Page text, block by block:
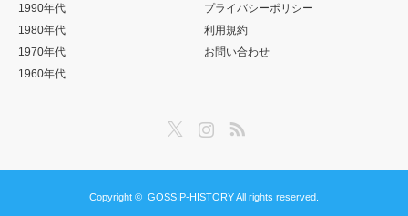
1990年代
1980年代
1970年代
1960年代
プライバシーポリシー
利用規約
お問い合わせ
Copyright © GOSSIP-HISTORYAll rights reserved.